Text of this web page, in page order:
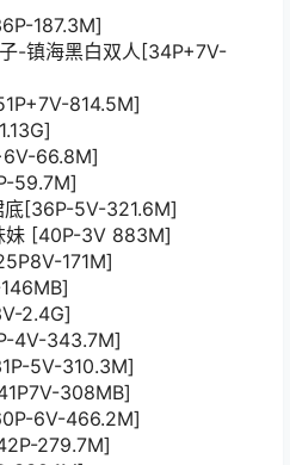
187.3M]
-镇海黑白双人[34P+7V-
814.5M]
66.8M]
59.7M]
底[36P-5V-321.6M]
妹 [40P-3V 883M]
171M]
2.4G]
4V-343.7M]
5V-310.3M]
308MB]
6V-466.2M]
279.7M]